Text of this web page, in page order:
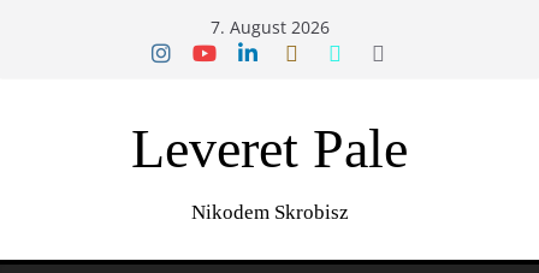
7. August 2026
Leveret Pale
Nikodem Skrobisz